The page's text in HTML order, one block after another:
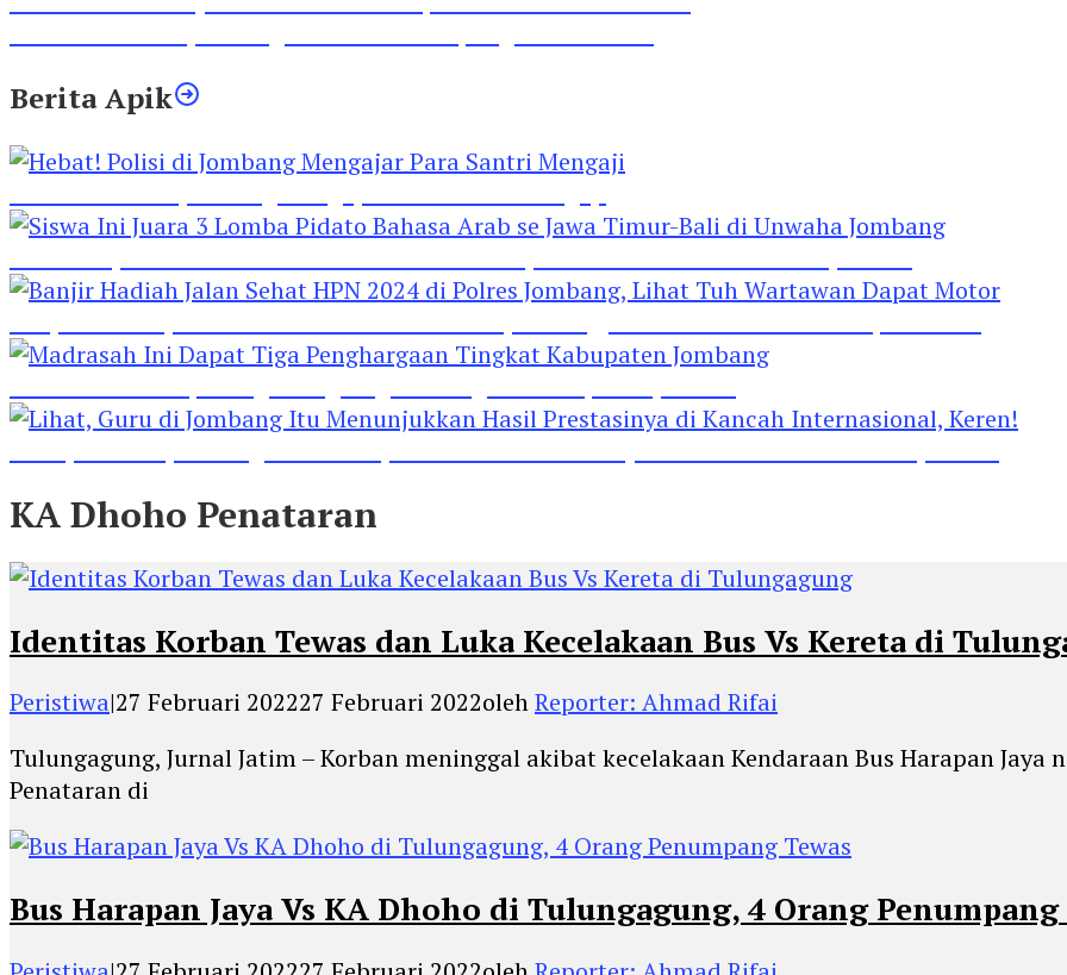
Berita Apik
KA Dhoho Penataran
Identitas Korban Tewas dan Luka Kecelakaan Bus Vs Kereta di
Peristiwa|27 Februari 202227 Februari 2022olehReporter: Ahmad Rifai
Tulungagung, Jurnal Jatim – Korban meninggal akibat kecelakaan Kendaraan Bus Harapan Jaya
Penataran di
Bus Harapan Jaya Vs KA Dhoho di Tulungagung, 4 Orang Penumpang